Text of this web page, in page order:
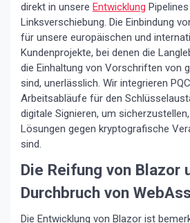
direkt in unsere Entwicklung
Linksverschiebung. Die Einbindung
für unsere europäischen und
Kundenprojekte, bei denen die
die Einhaltung von Vorschriften von
sind, unerlässlich. Wir integrieren
Arbeitsabläufe für den
digitale Signieren, um
Lösungen gegen kryptografische
sind.
Die Reifung von Blazor
Durchbruch von
Die Entwicklung von Blazor ist